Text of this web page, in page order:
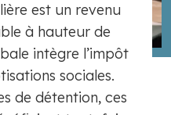
est un revenu
à hauteur de
intègre l’impôt
sociales.
de détention, ces